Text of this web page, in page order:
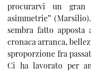
procurarvi un gran
asimmetrie”
sembra fatto
cronaca arranca,
sproporzione fra
Ci ha lavorato per